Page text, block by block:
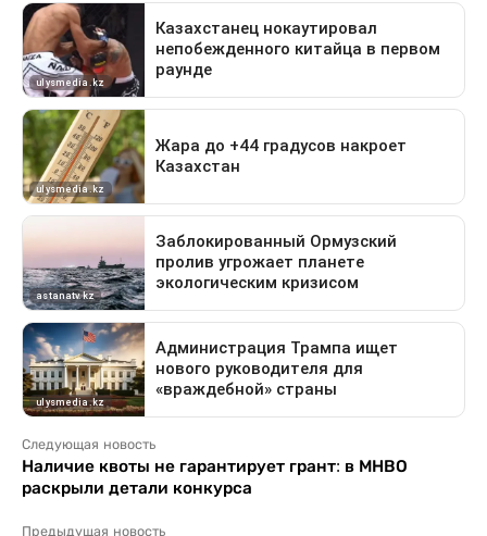
Следующая новость
Наличие квоты не гарантирует грант: в МНВО
раскрыли детали конкурса
Предыдущая новость